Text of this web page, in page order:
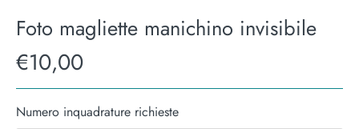
Foto magliette manichino invisibile
€10,00
Numero inquadrature richieste